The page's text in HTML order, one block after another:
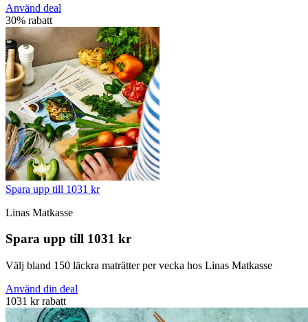
Använd deal
30% rabatt
Spara upp till 1031 kr
Linas Matkasse
Spara upp till 1031 kr
Välj bland 150 läckra maträtter per vecka hos Linas Matkasse
Använd din deal
1031 kr rabatt